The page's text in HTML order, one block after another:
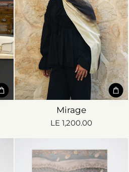
Mirage
LE 1,200.00